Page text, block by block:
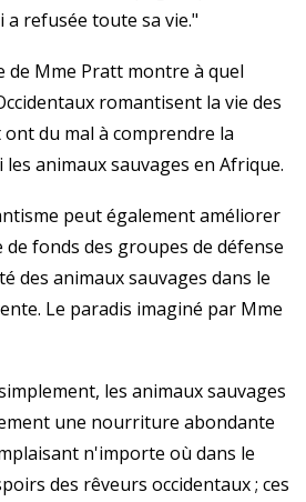
refusée toute sa vie."
de Mme Pratt montre à quel
romantisent la vie des
du mal à comprendre la
animaux sauvages en Afrique.
peut également améliorer
de fonds des groupes de défense
des animaux sauvages dans le
Le paradis imaginé par Mme
les animaux sauvages
une nourriture abondante
n'importe où dans le
des rêveurs occidentaux ; ces